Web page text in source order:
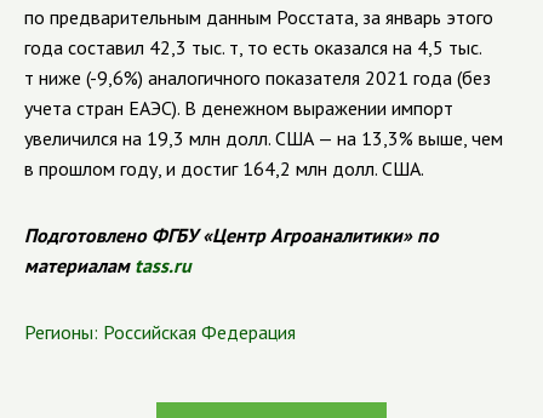
по предварительным данным Росстата, за январь этого
года составил 42,3 тыс. т, то есть оказался на 4,5 тыс.
т ниже (-9,6%) аналогичного показателя 2021 года (без
учета стран ЕАЭС). В денежном выражении импорт
увеличился на 19,3 млн долл. США — на 13,3% выше, чем
в прошлом году, и достиг 164,2 млн долл. США.
Подготовлено ФГБУ «Центр Агроаналитики» по
материалам tass.ru
Регионы: Российская Федерация